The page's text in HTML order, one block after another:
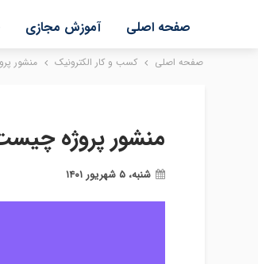
صفحه اصلی آموزش مجازی
صفحه اصلی کسب و کار الکترونیک منشور
منشور پروژه
شنبه، ۵ شهریور ۱۴۰۱